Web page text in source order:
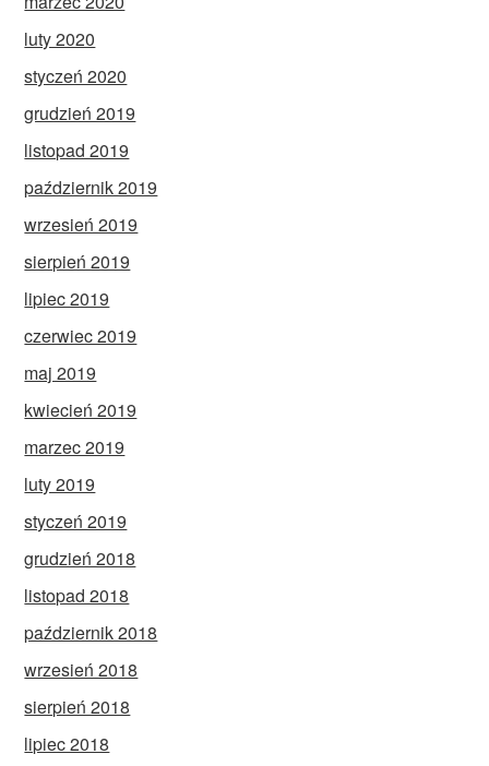
luty 2020
styczeń 2020
grudzień 2019
listopad 2019
październik 2019
wrzesień 2019
sierpień 2019
lipiec 2019
czerwiec 2019
maj 2019
kwiecień 2019
marzec 2019
luty 2019
styczeń 2019
grudzień 2018
listopad 2018
październik 2018
wrzesień 2018
sierpień 2018
lipiec 2018